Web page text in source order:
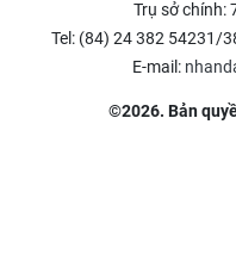
Trụ sở chính:
Tel: (84) 24 382 54231/
E-mail:
©2026. Bản